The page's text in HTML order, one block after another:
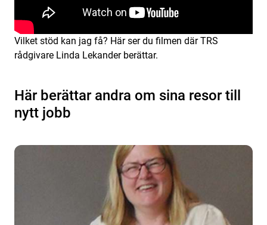
Vilket stöd kan jag få? Här ser du filmen där TRS
rådgivare Linda Lekander berättar.
Här berättar andra om sina resor till
nytt jobb